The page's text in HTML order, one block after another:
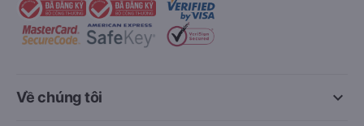
keyboard_arrow_down
Về chúng tôi